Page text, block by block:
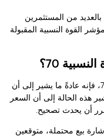
من المستثمرين
القوة النسبية المقبولة
70؟
عندما يرتفع مؤشر القوة النسبية (RSI) فوق 70، فإنه عادةً ما يشير إلى أن
هذه الحالة إلى أن السعر
أن يحدث تصحيح.
بيع محتملة، متوقعين